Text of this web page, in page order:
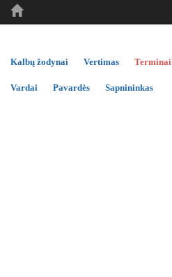
Kalbų žodynai Vertimas Terminai
Vardai Pavardės Sapnininkas